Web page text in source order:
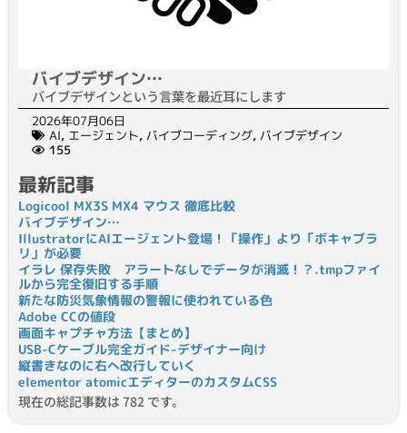
バイブデザイン…
バイブデザインという言葉を最近耳にします
2026年07月06日
AI, エージェント, バイブコーディング, バイブデザイン
155
最新記事
Logicool MX3S MX4 マウス 徹底比較
バイブデザイン…
IllustratorにAIエージェント登場！「操作」より「ボキャブラ
リ」が必要
イラレ 保存失敗 アラートなしでデータが消滅！？.tmpファイ
ルから完全復旧する手順
新たな防災気象情報の警報に使われている色
Adobe CCの値段
画面キャプチャ方法【まとめ】
USB-Cケーブル完全ガイド-デザイナー向け
縦書きなのに右へ改行していく
elementor atomicエディターのカスタムCSS
現在の総記事数は 782 です。